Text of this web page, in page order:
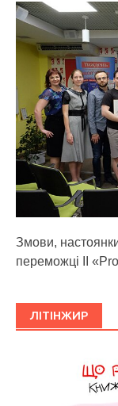
Змови,
переможці ІІ
ЛІТІНЖИР